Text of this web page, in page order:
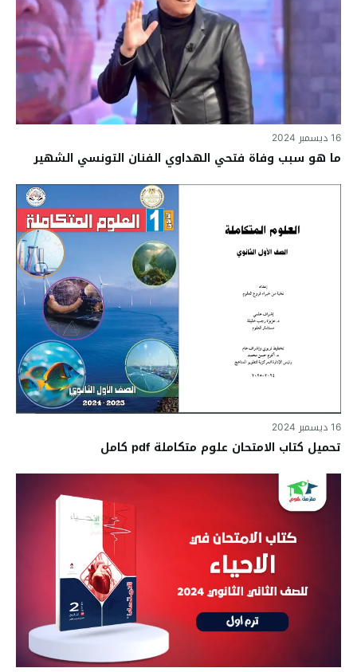
16 ديسمبر 2024
ما هو سبب وفاة فتحي الهداوي الفنان التونسي الشهير
16 ديسمبر 2024
تحميل كتاب الامتحان علوم متكاملة pdf كامل